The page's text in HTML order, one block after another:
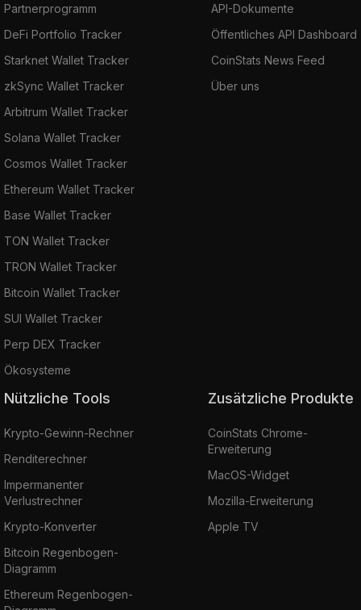
Partnerprogramm
DeFi Portfolio Tracker
Starknet Wallet Tracker
zkSync Wallet Tracker
Arbitrum Wallet Tracker
Solana Wallet Tracker
Cosmos Wallet Tracker
Ethereum Wallet Tracker
Base Wallet Tracker
TON Wallet Tracker
TRON Wallet Tracker
Bitcoin Wallet Tracker
SUI Wallet Tracker
Perp DEX Tracker
Ökosysteme
API-Dokumente
Öffentliches API Dashboard
CoinStats News Feed
Über uns
Nützliche Tools
Krypto-Gewinn-Rechner
Renditerechner
Impermanenter
Verlustrechner
Krypto-Konverter
Bitcoin Regenbogen-
Diagramm
Ethereum Regenbogen-
Zusätzliche Produkte
CoinStats Chrome-
Erweiterung
MacOS-Widget
Mozilla-Erweiterung
Apple TV